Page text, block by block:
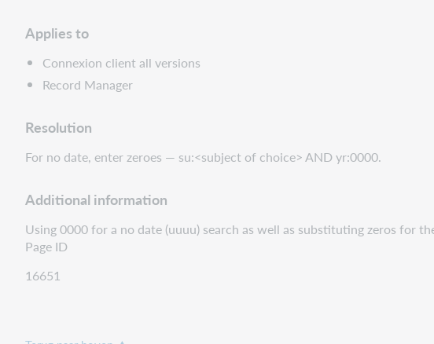
Applies to
Connexion client all versions
Record Manager
Resolution
For no date, enter zeroes — su:<subject of choice> AND yr:0000.
Additional information
Using 0000 for a no date (uuuu) search as well as substituting zeros for
Page ID
16651